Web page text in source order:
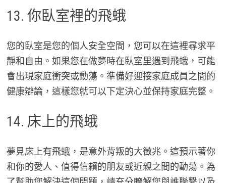
13. 你臥室裡的飛蛾
您的臥室是您的個人安全空間，您可以在這裡尋求平
靜和自由。如果您在做夢時在臥室里遇到飛蛾，可能
會出現家庭衝突或動蕩。準備好迎接家庭成員之間的
健康辯論，這樣您就可以下定決心並保持家庭完整。
14. 床上的飛蛾
夢見床上有飛蛾，是意外背叛的大徵兆。這預示著你
和你的愛人、值得信賴的朋友或近親之間的動蕩。為